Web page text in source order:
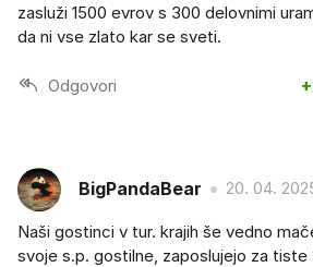
zasluži 1500 evrov s 300 delovnimi
da ni vse zlato kar se sveti.
Odgovori
BigPandaBear 20. 04.
Naši gostinci v tur. krajih še vedno
svoje s.p. gostilne, zaposlujejo za